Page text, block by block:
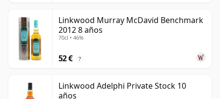
Linkwood Murray McDavid Benchmark
2012 8 años
70cl • 46%
52 € ?
Linkwood Adelphi Private Stock 10
años